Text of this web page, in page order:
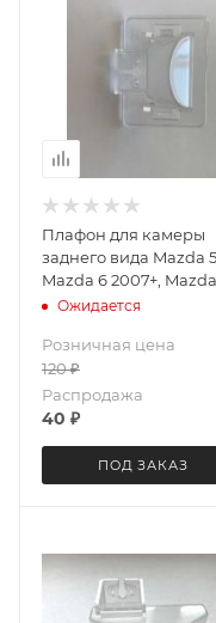
Плафон для камеры
заднего вида Mazda 5,
Mazda 6 2007+,
Wagon 2007+ CX-5 CX-7
Ожидается
Розничная цена
120₽
Распродажа
40 ₽
ПОД ЗАКАЗ